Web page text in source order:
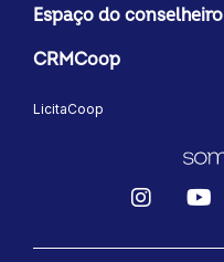
Espaço do conselheiro
CRMCoop
LicitaCoop